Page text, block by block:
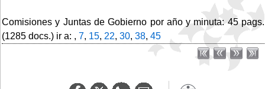
Comisiones y Juntas de Gobierno por año y minuta: 45 pags.
(1285 docs.) ir a: , 7, 15, 22, 30, 38, 45